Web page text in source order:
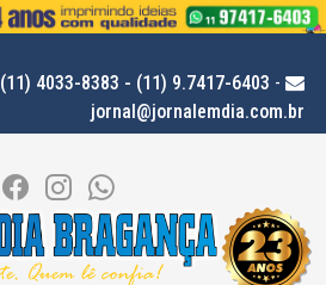
(11) 4033-8383 - (11) 9.7417-6403 -
jornal@jornalemdia.com.br